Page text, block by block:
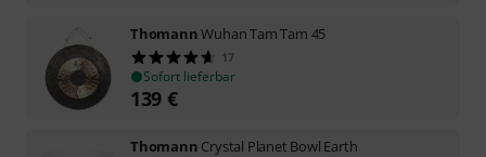
ThomannWuhan Tam Tam 45
17
Sofort lieferbar
139 €
Thomann Crystal Planet Bowl Earth